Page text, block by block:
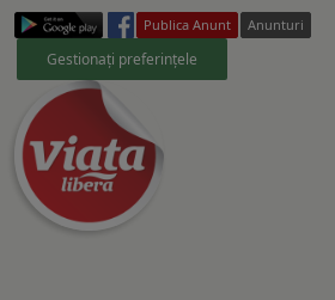
Publica Anunt Anunturi
Gestionați preferințele